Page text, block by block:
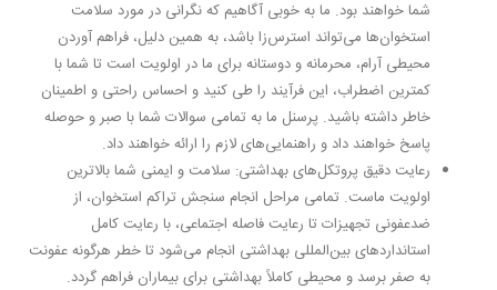
شما خواهند بود. ما به خوبی آگاهیم که نگرانی در مورد سلامت
استخوان‌ها می‌تواند استرس‌زا باشد، به همین دلیل، فراهم آوردن
محیطی آرام، محرمانه و دوستانه برای ما در اولویت است تا شما با
کمترین اضطراب، این فرآیند را طی کنید و احساس راحتی و اطمینان
خاطر داشته باشید. پرسنل ما به تمامی سوالات شما با صبر و حوصله
پاسخ خواهند داد و راهنمایی‌های لازم را ارائه خواهند داد.
رعایت دقیق پروتکل‌های بهداشتی: سلامت و ایمنی شما بالاترین
اولویت ماست. تمامی مراحل انجام سنجش تراکم استخوان، از
ضدعفونی تجهیزات تا رعایت فاصله اجتماعی، با رعایت کامل
استانداردهای بین‌المللی بهداشتی انجام می‌شود تا خطر هرگونه عفونت
به صفر برسد و محیطی کاملاً بهداشتی برای بیماران فراهم گردد.